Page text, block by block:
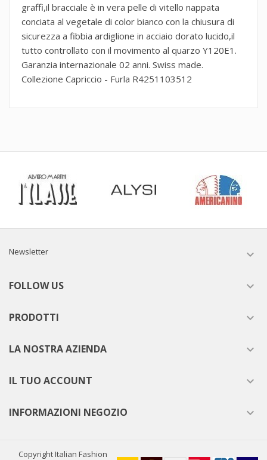
graffi,il bracciale è in vera pelle di vitello nappata
conciata al vegetale di color bianco con la chiusura di
sicurezza a fibbia ardiglione in acciaio dorato lucido,il
tutto controllato con il movimento al quarzo Y120E1.
Garanzia internazionale 02 anni. Swiss made.
Collezione Capriccio - Furla R4251103512
Newsletter 
FOLLOW US 
PRODOTTI 
LA NOSTRA AZIENDA 
IL TUO ACCOUNT 
INFORMAZIONI NEGOZIO 
Copyright Italian Fashion